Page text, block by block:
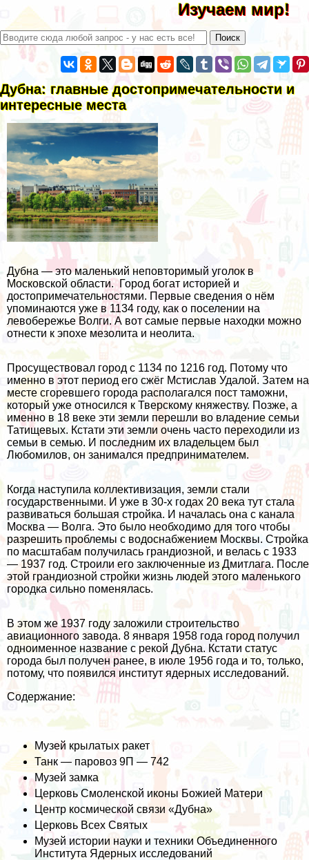
Изучаем мир!
Дубна: главные достопримечательности и
интересные места
Дубна — это маленький неповторимый уголок в
Московской области. Город богат историей и
достопримечательностями. Первые сведения о нём
упоминаются уже в 1134 году, как о поселении на
левобережье Волги. А вот самые первые находки можно
отнести к эпохе мезолита и неолита.
Просуществовал город с 1134 по 1216 год. Потому что
именно в этот период его сжёг Мстислав Удалой. Затем на
месте сгоревшего города располагался пост таможни,
который уже относился к Тверскому княжеству. Позже, а
именно в 18 веке эти земли перешли во владение семьи
Татищевых. Кстати эти земли очень часто переходили из
семьи в семью. И последним их владельцем был
Любомилов, он занимался предпринимателем.
Когда наступила коллективизация, земли стали
государственными. И уже в 30-х годах 20 века тут стала
развиваться большая стройка. И началась она с канала
Москва — Волга. Это было необходимо для того чтобы
разрешить проблемы с водоснабжением Москвы. Стройка
по масштабам получилась грандиозной, и велась с 1933
— 1937 год. Строили его заключенные из Дмитлага. После
этой грандиозной стройки жизнь людей этого маленького
городка сильно поменялась.
В этом же 1937 году заложили строительство
авиационного завода. 8 января 1958 года город получил
одноименное название с рекой Дубна. Кстати статус
города был получен ранее, в июле 1956 года и то, только,
потому, что появился институт ядерных исследований.
Содержание:
Музей крылатых ракет
Танк — паровоз 9П — 742
Музей замка
Церковь Смоленской иконы Божией Матери
Центр космической связи «Дубна»
Церковь Всех Святых
Музей истории науки и техники Объединенного
Института Ядерных исследований